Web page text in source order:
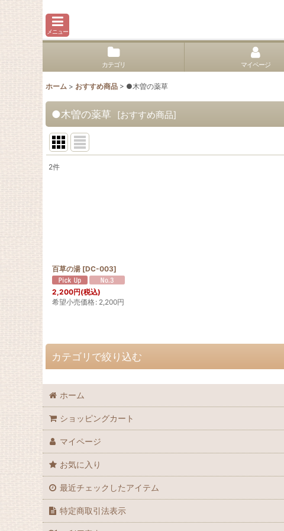
メニュー
カテゴリ マイページ
ホーム > おすすめ商品 > ●木曽の薬草
●木曽の薬草 [おすすめ商品]
2件
百草の湯 [DC-003]
2,200円(税込)
希望小売価格: 2,200円
カテゴリで絞り込む
入浴剤
健康茶
ホーム
ショッピングカート
マイページ
お気に入り
最近チェックしたアイテム
特定商取引法表示